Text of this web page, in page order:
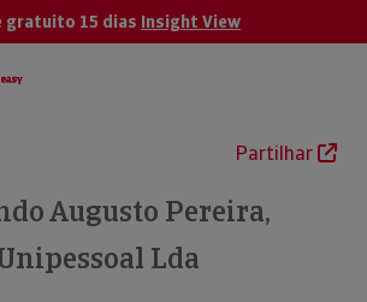
gratuito 15 dias Insight View
Partilhar
Augusto Pereira,
Lda